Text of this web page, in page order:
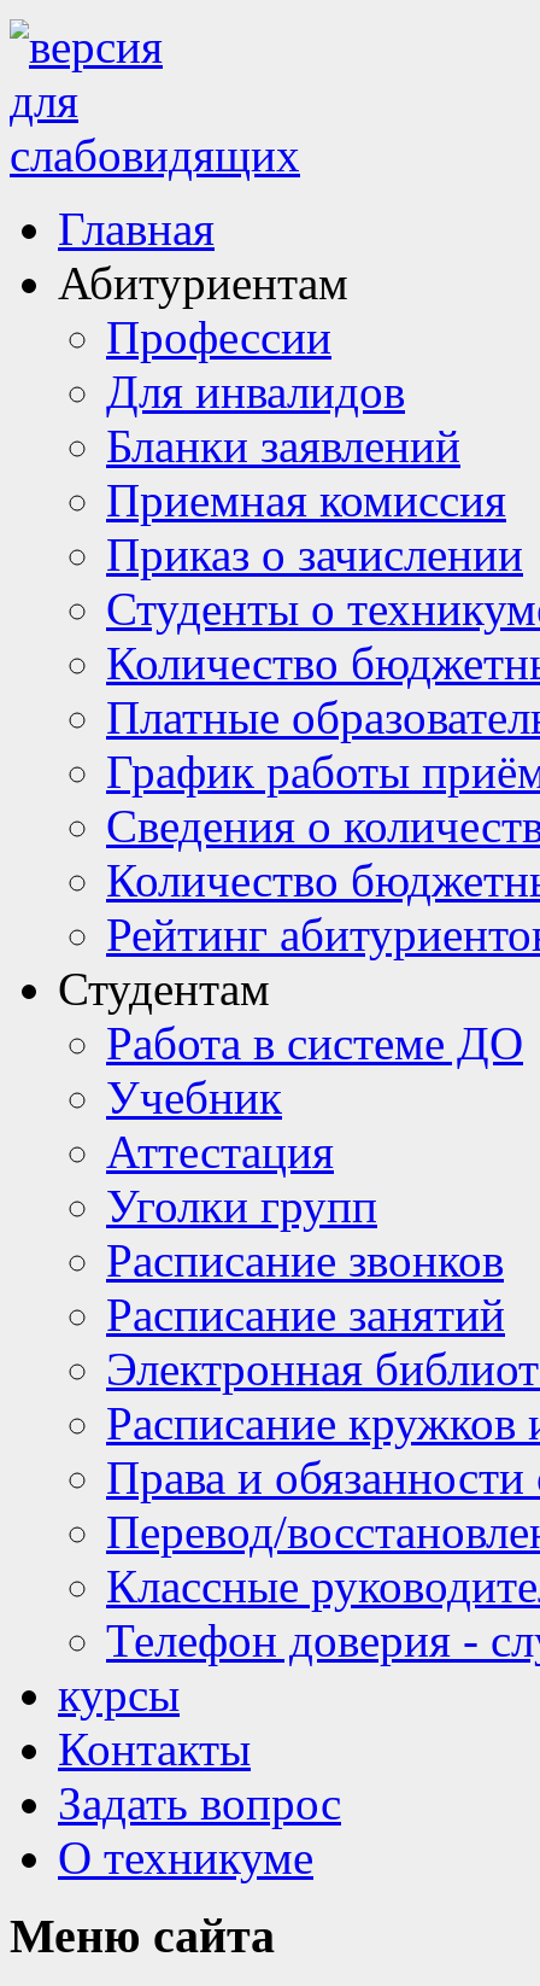
Главная
Абитуриентам
Профессии
Для инвалидов
Бланки заявлений
Приемная комиссия
Приказ о зачислении
Студенты о
Количество
Платные
График работы
Сведения о
Количество
Рейтинг
Студентам
Работа в системе ДО
Учебник
Аттестация
Уголки групп
Расписание звонков
Расписание занятий
Электронная
Расписание кружков
Права и
Перевод/
Классные
Телефон доверия -
курсы
Контакты
Задать вопрос
О техникуме
Меню сайта